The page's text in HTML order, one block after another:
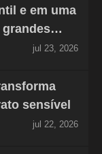
e em uma
grandes…
jul 23, 2026
sensível
jul 22, 2026